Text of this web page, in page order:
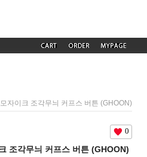
자이크 조각무늬 커프스 버튼 (GHOON)
0
조각무늬 커프스 버튼 (GHOON)